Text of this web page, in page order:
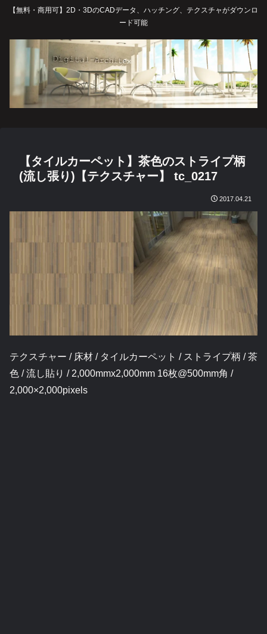
【無料・商用可】2D・3DのCADデータ、ハッチング、テクスチャがダウンロ
ード可能
【タイルカーペット】茶色のストライプ柄
(流し張り)【テクスチャー】 tc_0217
2017.04.21
テクスチャー / 床材 / タイルカーペット / ストライプ柄 / 茶
色 / 流し貼り / 2,000mmx2,000mm 16枚@500mm角 /
2,000×2,000pixels